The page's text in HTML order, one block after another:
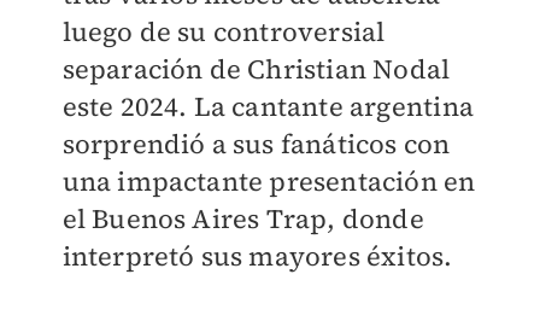
luego de su controversial
separación de Christian Nodal
este 2024. La cantante argentina
sorprendió a sus fanáticos con
una impactante presentación en
el Buenos Aires Trap, donde
interpretó sus mayores éxitos.